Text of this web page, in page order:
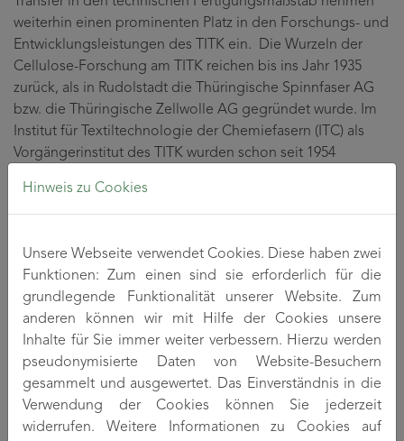
weiterhin einen prominenten Platz in den Forschungs- und
Entwicklungsleistungen des TITK ein. Die Wurzeln der
Cellulose-Forschung am TITK reichen bis ins Jahr 1935
zurück, als in Rudolstadt die Thüringische Spinnfaser AG
bzw. die Thüringische Zellwolle AG gegründet wurde. Im
Institut für Textiltechnologie der Chemiefasern (ITC) als
Vorgängerinstitut des TITK wurden schon seit 1954
von Celluloseregeneratfaserstoffen entwickelt.
ein eigener Prozess zur Direktauflösung und Trocken-Nass-
Verformung von Cellulose etabliert - dasALCERU®-
Verfahren. Auf Basis dieses Prozesses werden bis heute
funktionelle Fasern am TITK entwickelt und im
Unternehmensverbund durch die
smartpolymer
GmbH produziert und vermarktet.
CellSolution ™
activated carbon
Aktivekohle Fasern mit hoher Adsorptionskapazität
Hinweis zu Cookies
Unsere Webseite verwendet Cookies. Diese haben zwei
Funktionen: Zum einen sind sie erforderlich für die
grundlegende Funktionalität unserer Website. Zum
anderen können wir mit Hilfe der Cookies unsere
Inhalte für Sie immer weiter verbessern. Hierzu werden
pseudonymisierte Daten von Website-Besuchern
gesammelt und ausgewertet. Das Einverständnis in die
Verwendung der Cookies können Sie jederzeit
widerrufen. Weitere Informationen zu Cookies auf